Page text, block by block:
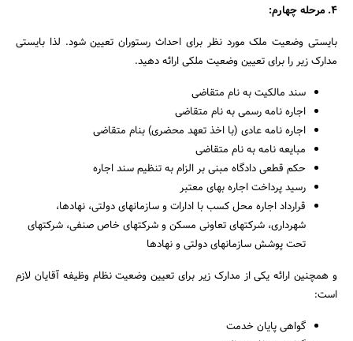
۴. مرحله چهارم‌:
بایستی وضعیت ملک مورد نظر برای احداث رستوران تعیین شود. لذا بایستی
مدارک زیر را برای تعیین وضعیت ملکی ارائه دهید.
سند مالکیت به نام متقاضی
اجاره‌ نامه رسمی به نام متقاضی
اجاره نامه عادی (با اخذ تعهد محضری) بنام متقاضی
مبایعه نامه به نام متقاضی
حکم قطعی دادگاه مبنی بر الزام به تنظیم سند اجاره
رسید پرداخت اجاره بهای معتبر
قرارداد اجاره محل کسب با ادارات و سازمان‎های دولتی، نهادها،
شهرداری، شرکت‎های تعاونی مسکن و شرکت‎های خاص صنفی، شرکت‎های
تحت پوشش سازمان‎های دولتی و نهادها
و همچنین ارائه یکی از مدارک زیر برای تعیین وضعیت نظام وظیفه آقایان لازم
است:
گواهی پایان خدمت